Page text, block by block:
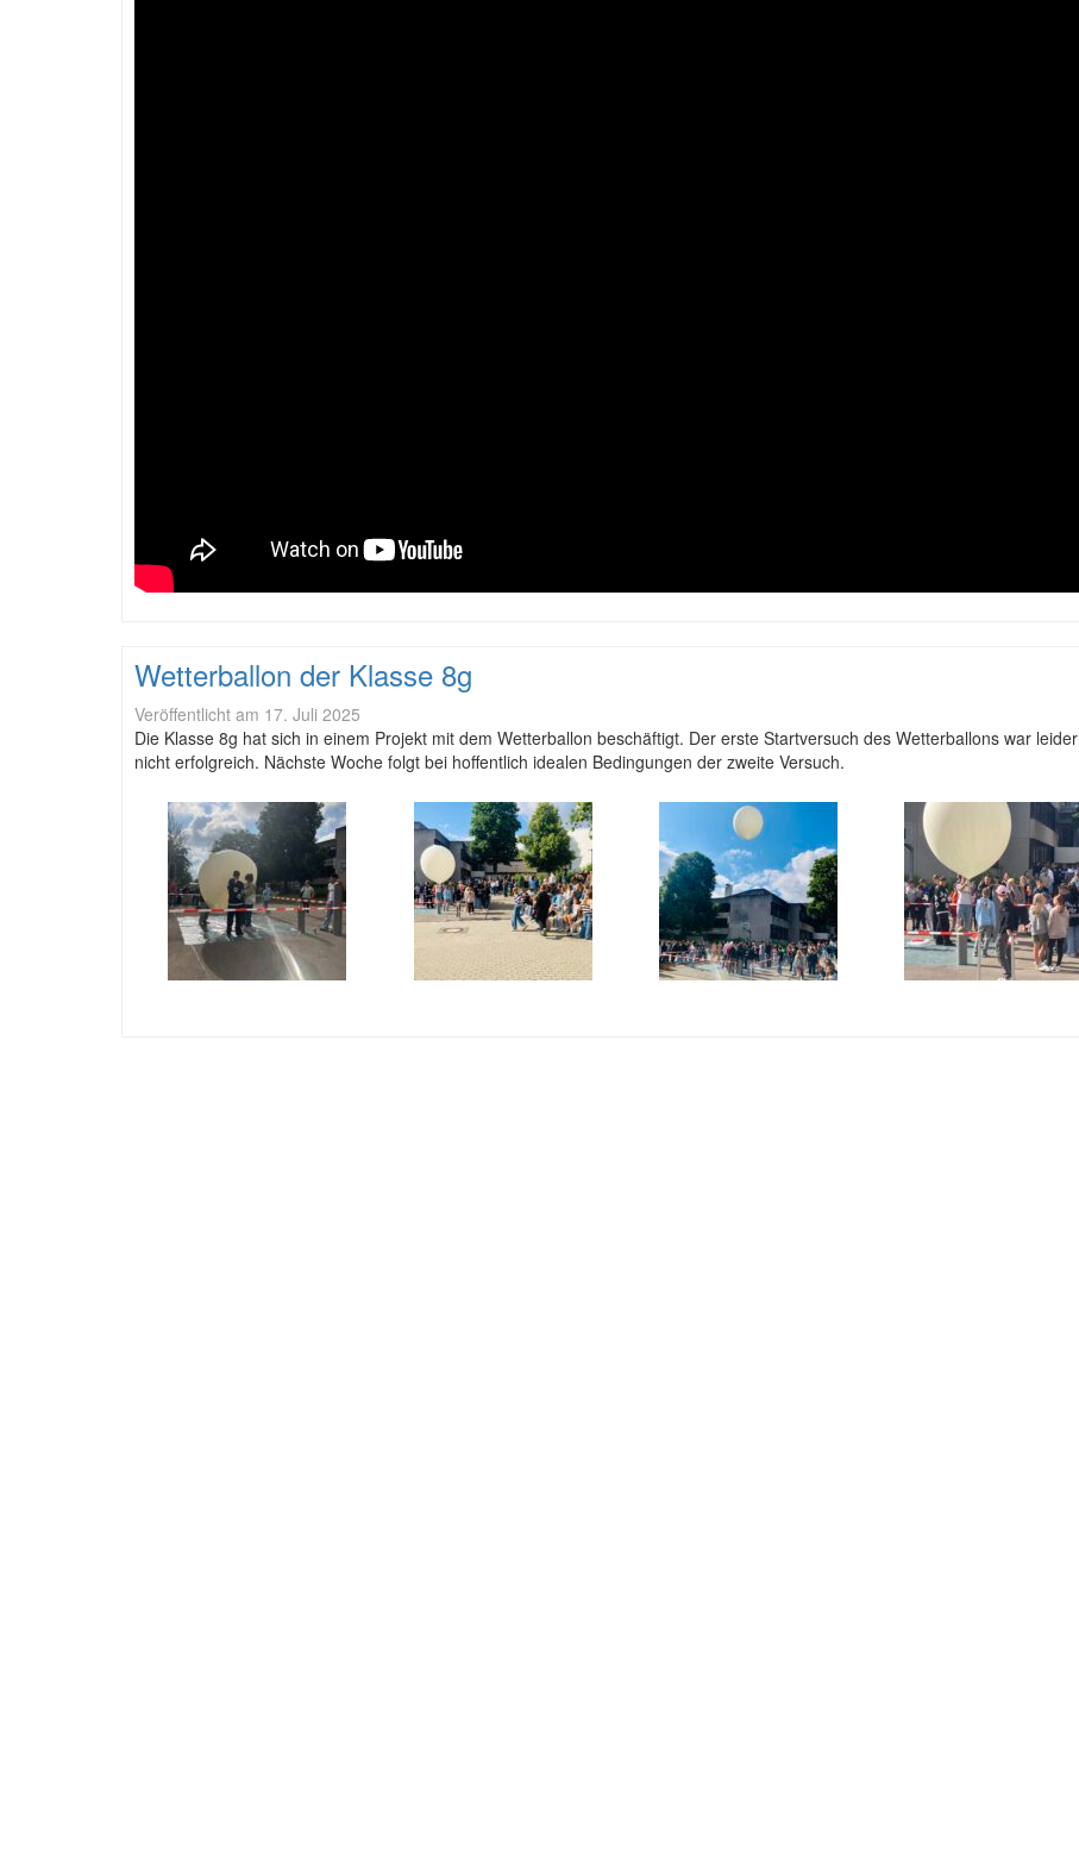
Wetterballon der Klasse 8g
Veröffentlicht am 17. Juli 2025
Die Klasse 8g hat sich in einem Projekt mit dem Wetterballon beschäftigt. Der erste Startversuch des Wetterballons war leider
nicht erfolgreich. Nächste Woche folgt bei hoffentlich idealen Bedingungen der zweite Versuch.